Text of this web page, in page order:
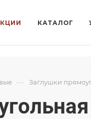
КАТАЛОГ
— Заглушки